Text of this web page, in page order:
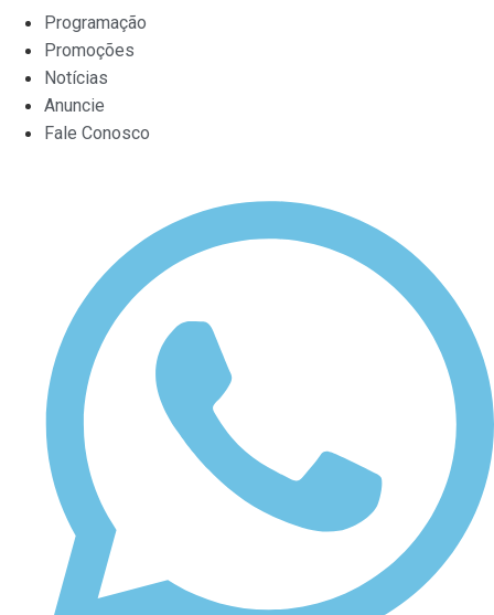
Programação
Promoções
Notícias
Anuncie
Fale Conosco